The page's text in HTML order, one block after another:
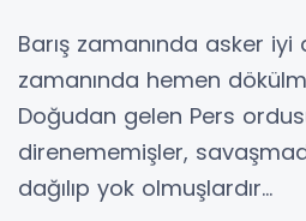
Barış zamanında asker
zamanında hemen
Doğudan gelen Pers
direnememişler,
dağılıp yok olmuşlardır…